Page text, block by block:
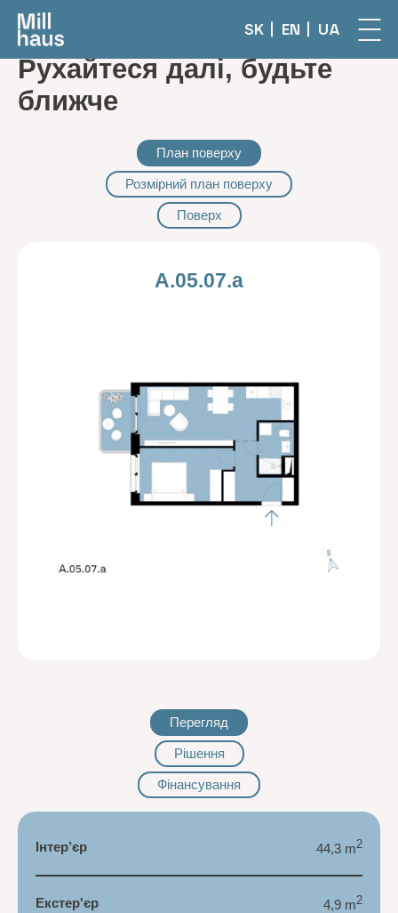
SK EN UA
Рухайтеся далі, будьте
ближче
План поверху
Розмірний план поверху
Поверх
A.05.07.a
Перегляд
Рішення
Фінансування
Інтер’єр 44,3 m2
Екстер'єр 4,9 m2